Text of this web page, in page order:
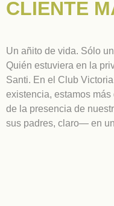
CLIENTE
Un añito de vida. Sólo
Quién estuviera en la
Santi. En el Club
existencia, estamos
de la presencia de
sus padres, claro— en